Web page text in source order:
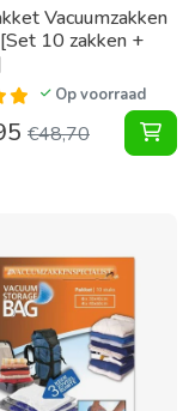
Matras 240X130
Vacuumzakken
10 zakken +
Op voorraad
€48,70